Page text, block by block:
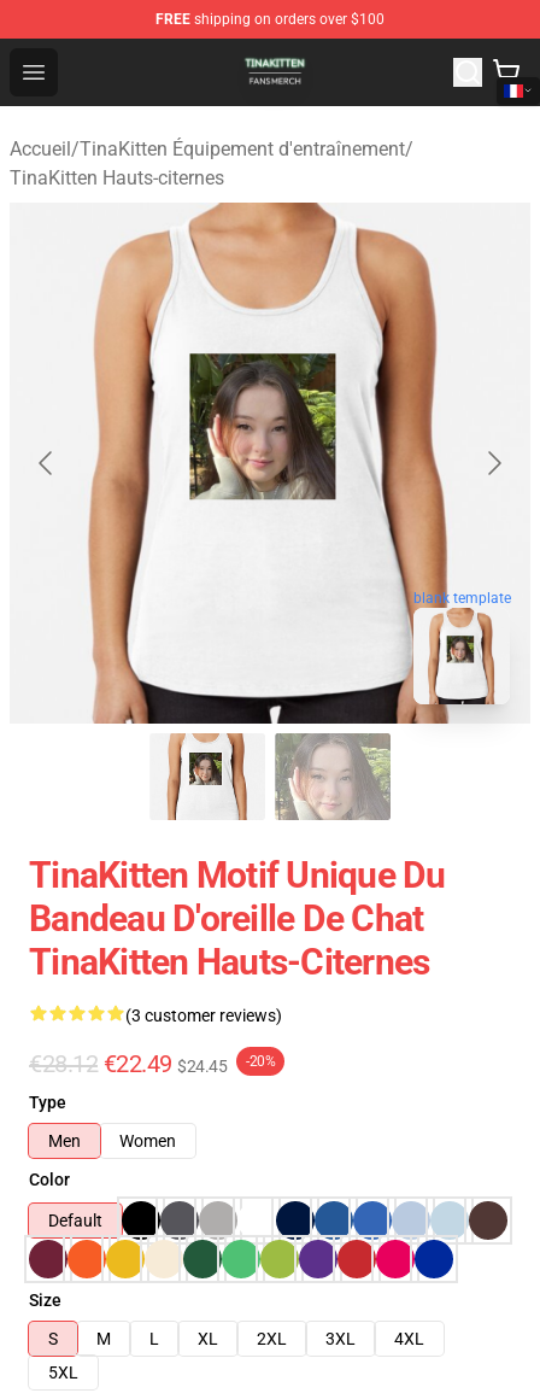
FREE shipping on orders over $100
Open menu
TinaKitten Shop - Official TinaKitten Merchandise Store
Accueil/TinaKitten Équipement d'entraînement/
TinaKitten Hauts-citernes
blank template
TinaKitten Motif Unique Du
Bandeau D'oreille De Chat
TinaKitten Hauts-Citernes
(3 customer reviews)
€28.12 €22.49 $24.45 -20%
Type
Men
Women
Color
Default
Size
S
M L XL 2XL 3XL
4XL
5XL